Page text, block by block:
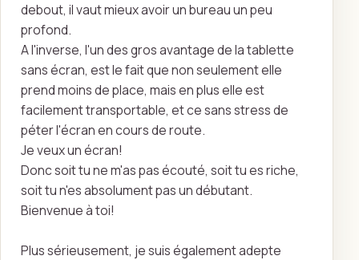
debout, il vaut mieux avoir un bureau un peu
profond.
A l'inverse, l'un des gros avantage de la tablette
sans écran, est le fait que non seulement elle
prend moins de place, mais en plus elle est
facilement transportable, et ce sans stress de
péter l'écran en cours de route.
Je veux un écran!
Donc soit tu ne m'as pas écouté, soit tu es riche,
soit tu n'es absolument pas un débutant.
Bienvenue à toi!
Plus sérieusement, je suis également adepte